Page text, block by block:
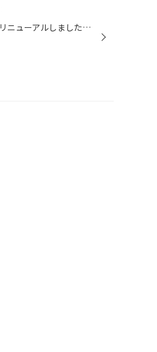
こんにちは、タイヤ館太田です 8月1日からオンラインストアがリニューアルしました！ 取り扱い商品が増え、オプションも充実！ タイヤ選びもAI診断でサポート、 会員登録でお得に購入できます！ お会計はオンラインで決済するのでお客様はご来店するだけ！ 2つの保証も付いて安心してご購入頂けます...